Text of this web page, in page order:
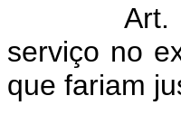
Art.
serviço no
que fariam